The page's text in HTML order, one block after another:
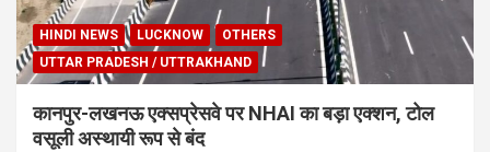
HINDI NEWS LUCKNOW
OTHERS
UTTAR PRADESH / UTTRAKHAND
कानपुर-लखनऊ एक्सप्रेसवे पर NHAI का बड़ा एक्शन, टोल
वसूली अस्थायी रूप से बंद